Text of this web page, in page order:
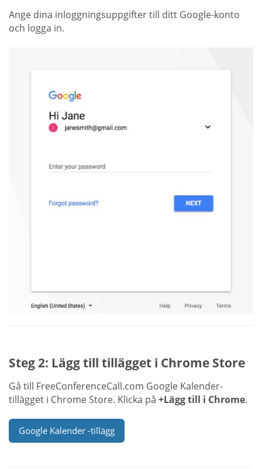
Ange dina inloggningsuppgifter till ditt Google-konto
och logga in.
Steg 2: Lägg till tillägget i Chrome Store
Gå till FreeConferenceCall.com Google Kalender-
tillägget i Chrome Store. Klicka på +Lägg till i Chrome.
Google Kalender -tillägg